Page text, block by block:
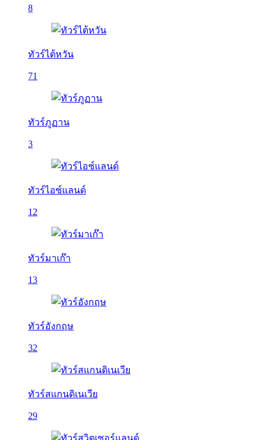
8
ทัวร์ไต้หวัน
71
ทัวร์ภูฏาน
3
ทัวร์ไอซ์แลนด์
12
ทัวร์มาเก๊า
13
ทัวร์อังกฤษ
32
ทัวร์สแกนดิเนเวีย
29